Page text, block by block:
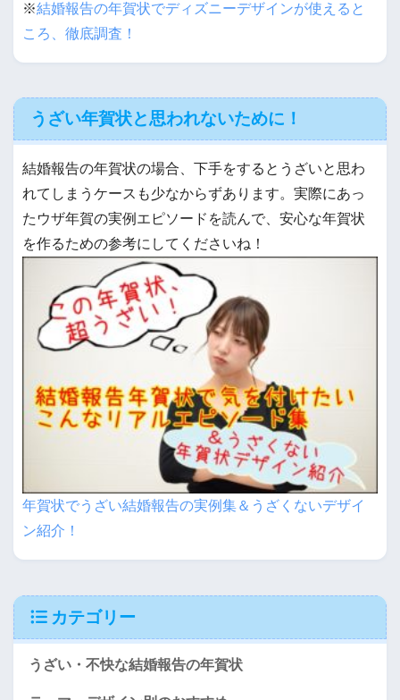
※結婚報告の年賀状でディズニーデザインが使えると
ころ、徹底調査！
うざい年賀状と思われないために！
結婚報告の年賀状の場合、下手をするとうざいと思わ
れてしまうケースも少なからずあります。実際にあっ
たウザ年賀の実例エピソードを読んで、安心な年賀状
を作るための参考にしてくださいね！
年賀状でうざい結婚報告の実例集＆うざくないデザイ
ン紹介！
カテゴリー
うざい・不快な結婚報告の年賀状